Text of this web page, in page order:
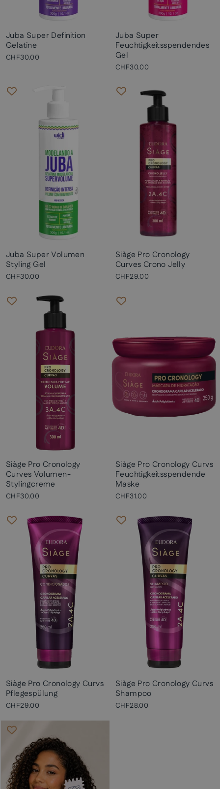
Juba Super Definition
Gelatine
CHF30.00
Juba Super
Feuchtigkeitsspendendes
Gel
CHF30.00
Juba Super Volumen
Styling Gel
CHF30.00
Siàge Pro Cronology
Curves Crono Jelly
CHF29.00
Siàge Pro Cronology
Curves Volumen-
Stylingcreme
CHF30.00
Siàge Pro Cronology Curvs
Feuchtigkeitsspendende
Maske
CHF31.00
Siàge Pro Cronology Curvs
Pflegespülung
CHF29.00
Siàge Pro Cronology Curvs
Shampoo
CHF28.00